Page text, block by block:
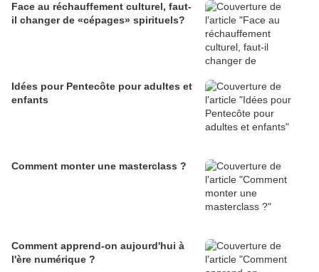
Face au réchauffement culturel, faut-
il changer de «cépages» spirituels?
Idées pour Pentecôte pour adultes et
enfants
Comment monter une masterclass ?
Comment apprend-on aujourd'hui à
l'ère numérique ?